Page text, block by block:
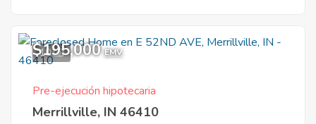
10
$195,000 EMV
Pre-ejecución hipotecaria
Merrillville, IN 46410